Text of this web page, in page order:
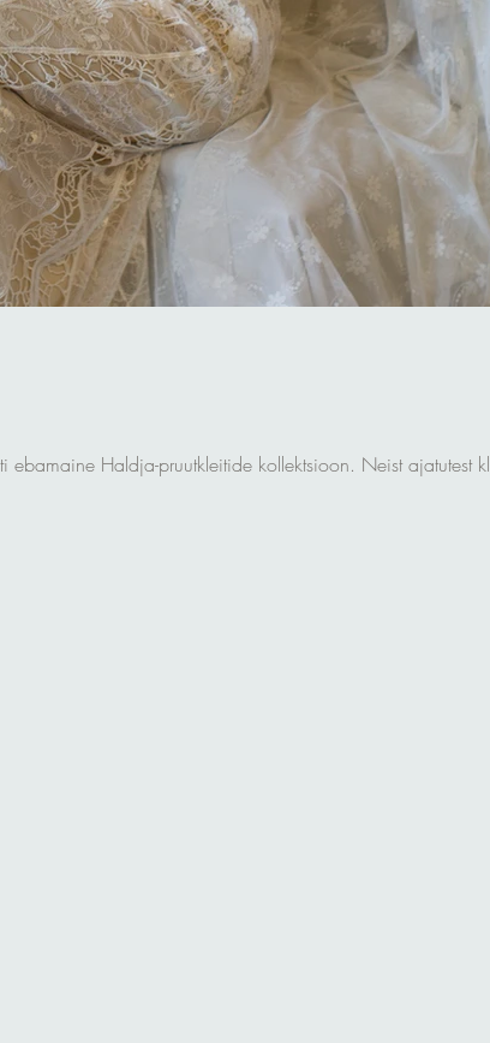
ebamaine Haldja-pruutkleitide kollektsioon. Neist ajatutest